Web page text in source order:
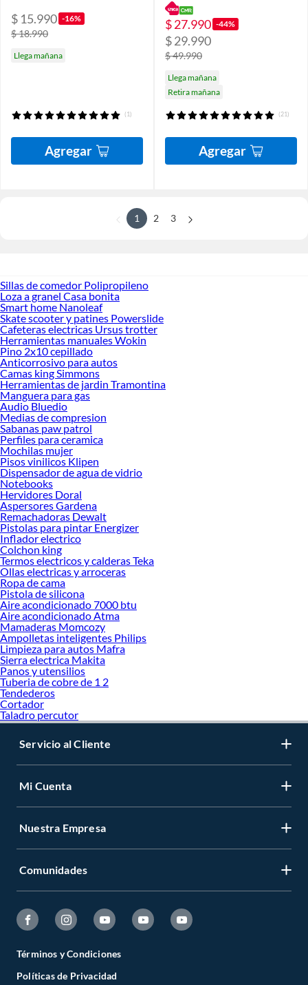
$ 15.990 -16%
$ 18.990
Llega mañana
(1)
Agregar
$ 27.990 -44%
$ 29.990
$ 49.990
Llega mañana
Retira mañana
(21)
Agregar
1 2 3
Sillas de comedor Polipropileno
Loza a granel Casa bonita
Smart home Nanoleaf
Skate scooter y patines Powerslide
Cafeteras electricas Ursus trotter
Herramientas manuales Wokin
Pino 2x10 cepillado
Anticorrosivo para autos
Camas king Simmons
Herramientas de jardin Tramontina
Manguera para gas
Audio Bluedio
Medias de compresion
Sabanas paw patrol
Perfiles para ceramica
Mochilas mujer
Pisos vinilicos Klipen
Dispensador de agua de vidrio
Notebooks
Hervidores Doral
Aspersores Gardena
Remachadoras Dewalt
Pistolas para pintar Energizer
Inflador electrico
Colchon king
Termos electricos y calderas Teka
Ollas electricas y arroceras
Ropa de cama
Pistola de silicona
Aire acondicionado 7000 btu
Aire acondicionado Atma
Mamaderas Momcozy
Ampolletas inteligentes Philips
Limpieza para autos Mafra
Sierra electrica Makita
Panos y utensilios
Tuberia de cobre de 1 2
Tendederos
Cortador
Taladro percutor
Servicio al Cliente
Mi Cuenta
Nuestra Empresa
Comunidades
Términos y Condiciones
Políticas de Privacidad